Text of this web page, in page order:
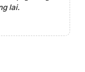
lai.